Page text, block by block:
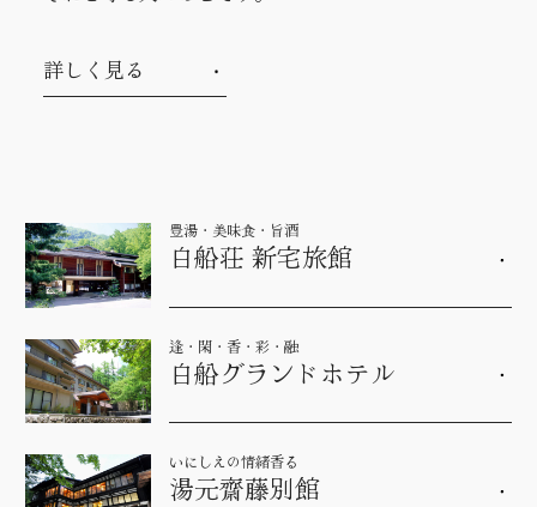
詳しく見る
豊湯・美味食・旨酒
白船荘 新宅旅館
逢・閑・香・彩・融
白船グランドホテル
いにしえの情緒香る
湯元齋藤別館